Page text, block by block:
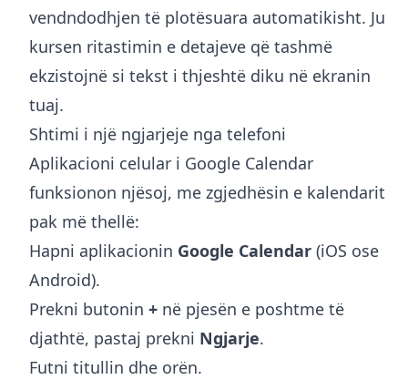
vendndodhjen të plotësuara automatikisht. Ju
kursen ritastimin e detajeve që tashmë
ekzistojnë si tekst i thjeshtë diku në ekranin
tuaj.
Shtimi i një ngjarjeje nga telefoni
Aplikacioni celular i Google Calendar
funksionon njësoj, me zgjedhësin e kalendarit
pak më thellë:
Hapni aplikacionin Google Calendar (iOS ose
Android).
Prekni butonin + në pjesën e poshtme të
djathtë, pastaj prekni Ngjarje.
Futni titullin dhe orën.